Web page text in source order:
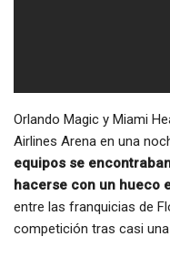
Orlando Magic y Miami
Airlines Arena en una
equipos se
hacerse con un hueco
entre las franquicias de
competición tras casi